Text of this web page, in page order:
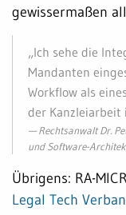
gewissermaßen
„Ich sehe die
Mandanten
Workflow als
der Kanzleiarbeit
Rechtsanwalt Dr.
und Software-
Übrigens: RA-
Legal Tech